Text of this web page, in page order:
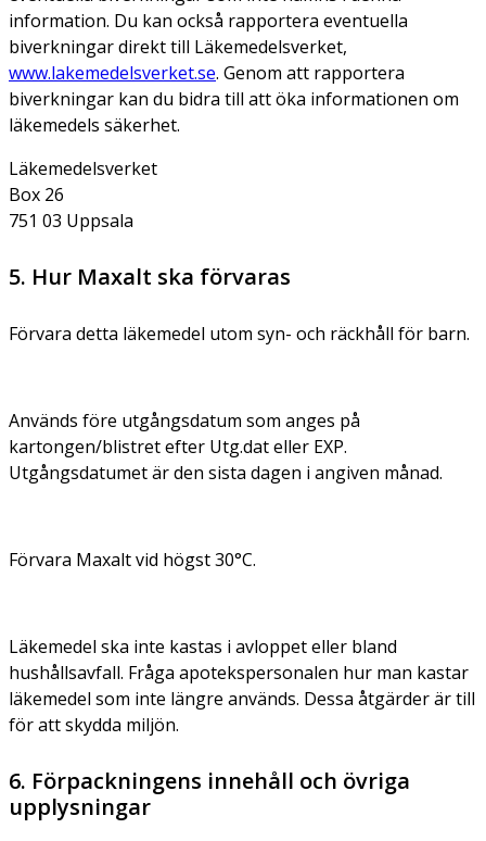
information. Du kan också rapportera eventuella
biverkningar direkt till Läkemedelsverket,
www.lakemedelsverket.se. Genom att rapportera
biverkningar kan du bidra till att öka informationen om
läkemedels säkerhet.
Läkemedelsverket
Box 26
751 03 Uppsala
5. Hur Maxalt ska förvaras
Förvara detta läkemedel utom syn- och räckhåll för barn.
Används före utgångsdatum som anges på
kartongen/blistret efter Utg.dat eller EXP.
Utgångsdatumet är den sista dagen i angiven månad.
Förvara Maxalt vid högst 30°C.
Läkemedel ska inte kastas i avloppet eller bland
hushållsavfall. Fråga apotekspersonalen hur man kastar
läkemedel som inte längre används. Dessa åtgärder är till
för att skydda miljön.
6. Förpackningens innehåll och övriga
upplysningar